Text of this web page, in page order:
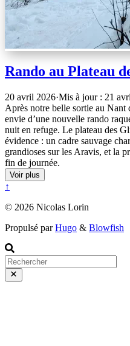
Rando au Plateau
20 avril 2026·Mis à jour : 21
Après notre belle sortie au Nant
envie d’une nouvelle rando
nuit en refuge. Le plateau des
évidence : un cadre sauvage
grandioses sur les Aravis, et la
fin de journée.
Voir plus
↑
© 2026 Nicolas Lorin
Propulsé parHugo & Blowfish